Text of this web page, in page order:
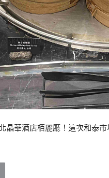
晶華酒店栢麗廳！這次和泰